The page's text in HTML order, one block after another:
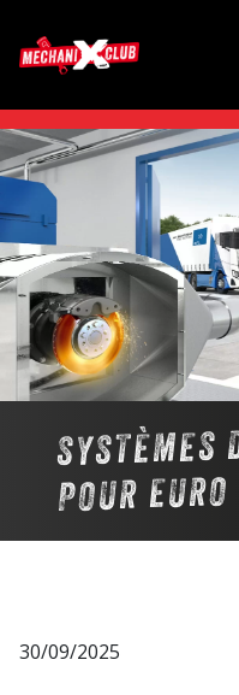
SYSTÈMES
POUR
30/09/2025